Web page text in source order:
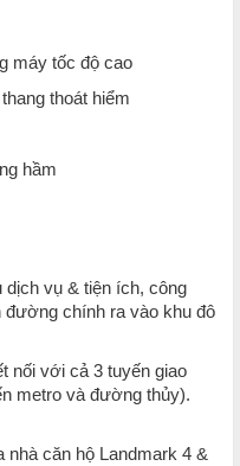
máy tốc độ cao
thoát hiểm
hầm
dịch vụ & tiện ích, công
chính ra vào khu đô
nối với cả 3 tuyến giao
metro và đường thủy).
nhà căn hộ Landmark 4 &